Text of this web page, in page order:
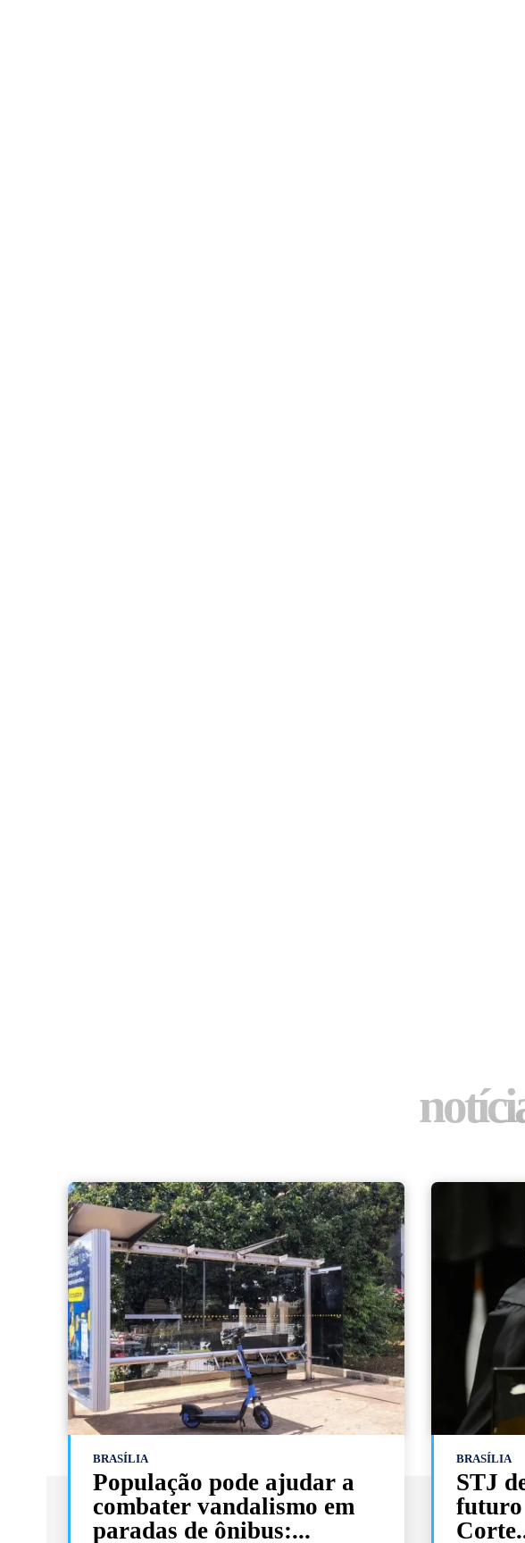
BRASÍLIA
População pode ajudar a
combater vandalismo em
paradas de ônibus:...
BRASÍLIA
STJ
futuro